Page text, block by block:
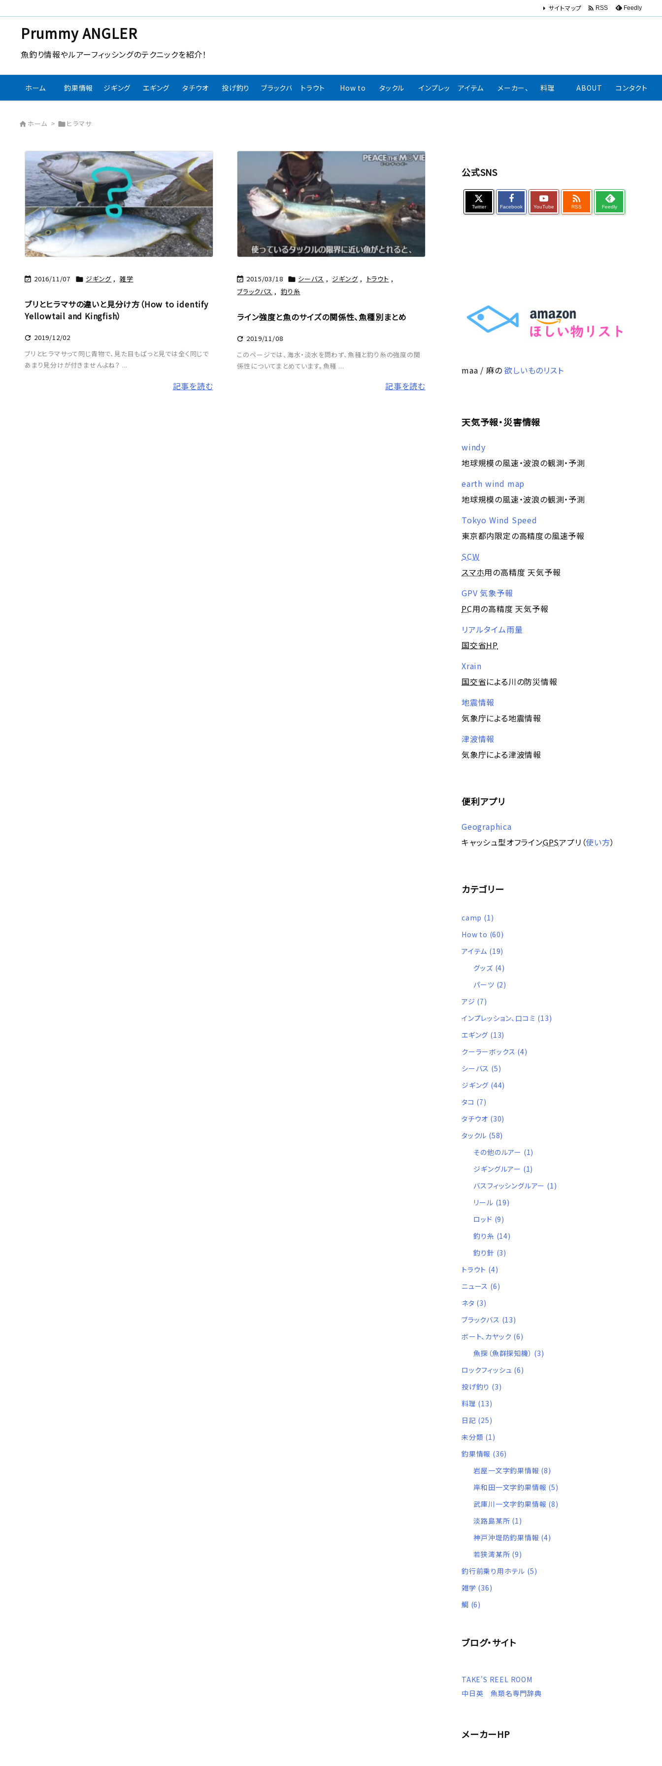
Prummy ANGLER
魚釣り情報やルアーフィッシングのテクニックを紹介！
ホーム 釣果情報 ジギング エギング タチウオ 投げ釣り ブラックバス トラウト How to タックル インプレッション、口コミ
アイテム メーカー、著名人リンク集
料理 ABOUT コンタクト
サイトマップ  RSS Feedly
 ホーム > ヒラマサ
 2016/11/07  ジギング , 雑学
ブリとヒラマサの違いと見分け方（How to identify
Yellowtail and Kingfish）
 2019/12/02
ブリとヒラマサって同じ青物で、見た目もぱっと見では全く同じで
あまり見分けが付きませんよね？ ...
記事を読む
 2015/03/18  シーバス , ジギング , トラウト ,
ブラックバス , 釣り糸
ライン強度と魚のサイズの関係性、魚種別まとめ
 2019/11/08
このページでは、海水・淡水を問わず、魚種と釣り糸の強度の関
係性についてまとめています。魚種 ...
記事を読む
公式SNS
Twitter Facebook YouTube

RSS Feedly
maa / 麻の欲しいものリスト
天気予報・災害情報
windy
地球規模の風速・波浪の観測・予測
earth wind map
地球規模の風速・波浪の観測・予測
Tokyo Wind Speed
東京都内限定の高精度の風速予報
SCW
スマホ用の高精度 天気予報
GPV 気象予報
PC用の高精度 天気予報
リアルタイム雨量
国交省HP
Xrain
国交省による川の防災情報
地震情報
気象庁による地震情報
津波情報
気象庁による津波情報
便利アプリ
Geographica
キャッシュ型オフラインGPSアプリ（使い方）
カテゴリー
camp (1)
How to (60)
アイテム (19)
グッズ (4)
パーツ (2)
アジ (7)
インプレッション、口コミ (13)
エギング (13)
クーラーボックス (4)
シーバス (5)
ジギング (44)
タコ (7)
タチウオ (30)
タックル (58)
その他のルアー (1)
ジギングルアー (1)
バスフィッシングルアー (1)
リール (19)
ロッド (9)
釣り糸 (14)
釣り針 (3)
トラウト (4)
ニュース (6)
ネタ (3)
ブラックバス (13)
ボート、カヤック (6)
魚探（魚群探知機） (3)
ロックフィッシュ (6)
投げ釣り (3)
料理 (13)
日記 (25)
未分類 (1)
釣果情報 (36)
岩屋一文字釣果情報 (8)
岸和田一文字釣果情報 (5)
武庫川一文字釣果情報 (8)
淡路島某所 (1)
神戸沖堤防釣果情報 (4)
若狭湾某所 (9)
釣行前乗り用ホテル (5)
雑学 (36)
鯛 (6)
ブログ・サイト
TAKE'S REEL ROOM
中日英 魚類名専門辞典
メーカーHP